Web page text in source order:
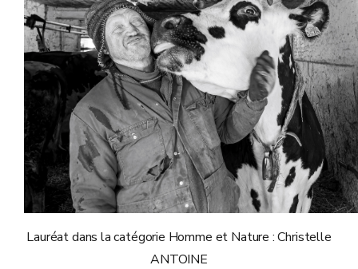
Lauréat dans la catégorie Homme et Nature : Christelle
ANTOINE